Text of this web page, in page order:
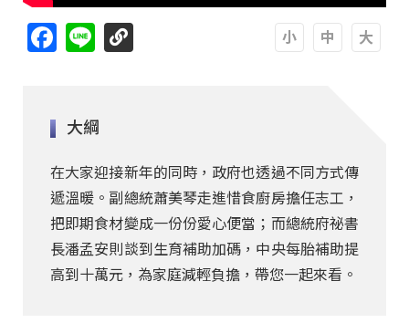
Facebook
Line
大綱
在大家迎接新年的同時，政府也透過不同方式傳
遞溫暖。副總統蕭美琴走進惜食廚房擔任志工，
把即期食材變成一份份愛心便當；而總統府祕書
長潘孟安則談到生育補助加碼，中央每胎補助提
高到十萬元，為家庭減輕負擔，帶您一起來看。